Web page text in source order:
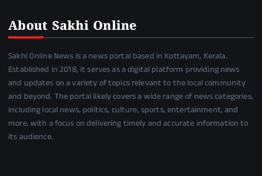
About Sakhi Online
Sakhi Online News is a news portal based in Kottayam, Kerala.
Established in 2018, it serves as a digital platform providing news
and updates on a variety of topics relevant to the local community
and beyond. The portal likely covers a wide range of news categories,
including local news, politics, culture, sports, entertainment, and
more, with a focus on delivering timely and accurate information to
its audience.